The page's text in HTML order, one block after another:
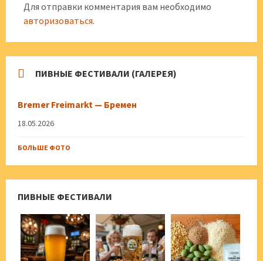
Для отправки комментария вам необходимо
авторизоваться.
ПИВНЫЕ ФЕСТИВАЛИ (ГАЛЕРЕЯ)
Bremer Freimarkt — Бремен
18.05.2026
БОЛЬШЕ ФОТО
ПИВНЫЕ ФЕСТИВАЛИ